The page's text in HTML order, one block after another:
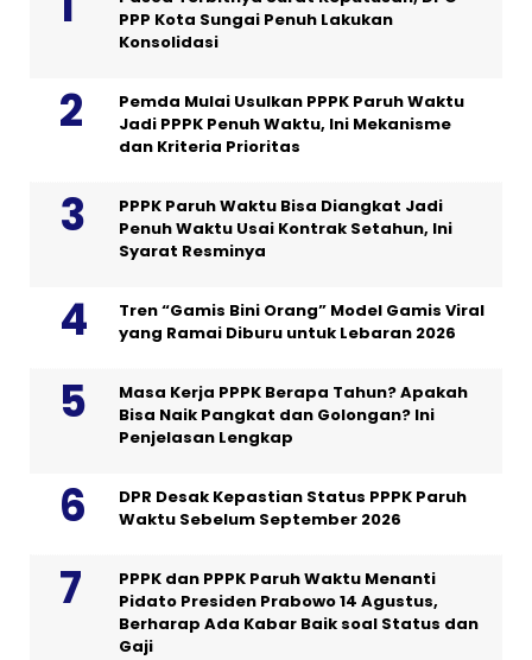
PPP Kota Sungai Penuh Lakukan
Konsolidasi
Pemda Mulai Usulkan PPPK Paruh Waktu
Jadi PPPK Penuh Waktu, Ini Mekanisme
dan Kriteria Prioritas
PPPK Paruh Waktu Bisa Diangkat Jadi
Penuh Waktu Usai Kontrak Setahun, Ini
Syarat Resminya
Tren “Gamis Bini Orang” Model Gamis Viral
yang Ramai Diburu untuk Lebaran 2026
Masa Kerja PPPK Berapa Tahun? Apakah
Bisa Naik Pangkat dan Golongan? Ini
Penjelasan Lengkap
DPR Desak Kepastian Status PPPK Paruh
Waktu Sebelum September 2026
PPPK dan PPPK Paruh Waktu Menanti
Pidato Presiden Prabowo 14 Agustus,
Berharap Ada Kabar Baik soal Status dan
Gaji